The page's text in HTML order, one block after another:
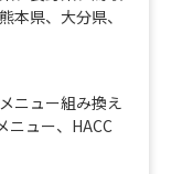
熊本県、 大分県、
メニュー組み換え
ニュー、 HACC